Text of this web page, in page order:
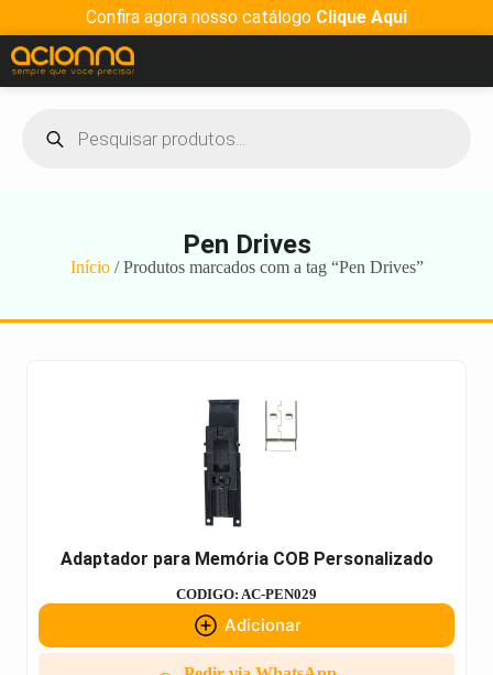
Confira agora nosso catálogo Clique Aqui
Pen Drives
Início/ Produtos marcados com a tag “Pen Drives”
Adaptador para Memória COB Personalizado
CODIGO: AC-PEN029
Adicionar